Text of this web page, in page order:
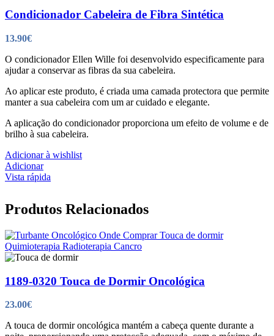
variants.
be
chosen
the
product
Condicionador Cabeleira de Fibra Sintética
13.90€
O condicionador Ellen Wille foi desenvolvido especificamente para
ajudar a conservar as fibras da sua cabeleira.
Ao aplicar este produto, é criada uma camada protectora que permite
manter a sua cabeleira com um ar cuidado e elegante.
A aplicação do condicionador proporciona um efeito de volume e de
brilho à sua cabeleira.
Adicionar à wishlist
Adicionar
Vista rápida
Produtos Relacionados
1189-0320 Touca de Dormir Oncológica
23.00€
A touca de dormir oncológica mantém a cabeça quente durante a